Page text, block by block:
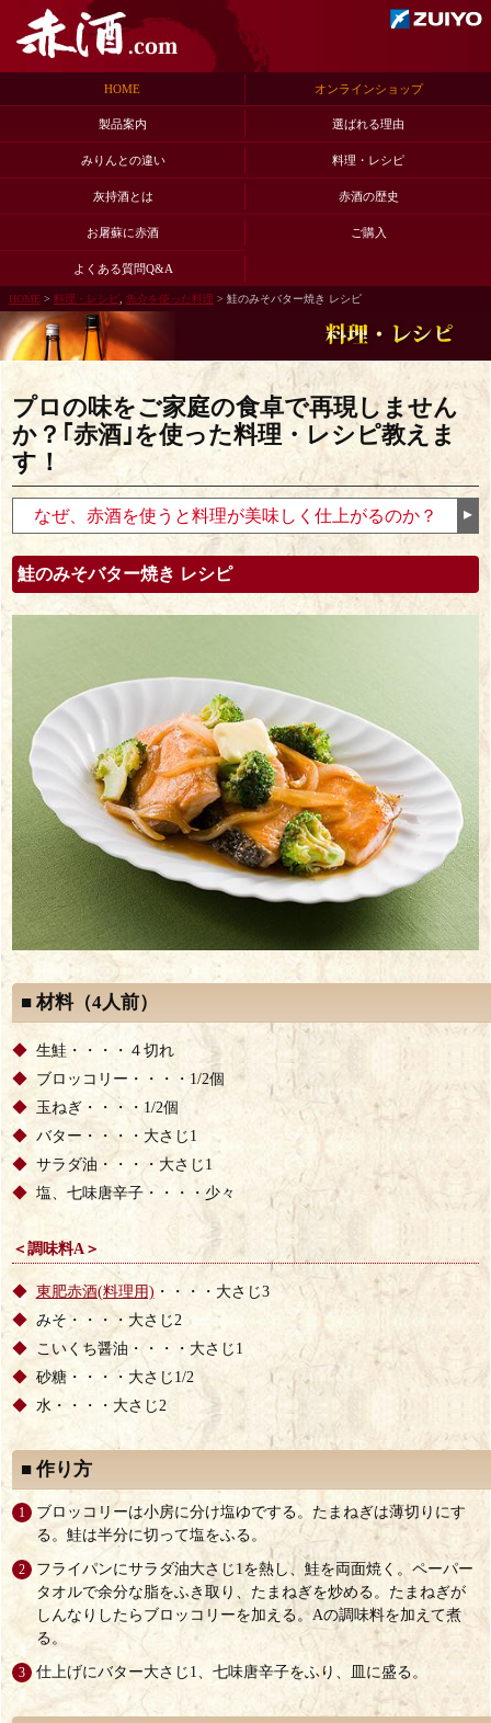
オンラインショップ
HOME
製品案内 選ばれる理由
みりんとの違い 料理・レシピ
灰持酒とは 赤酒の歴史
お屠蘇に赤酒 ご購入
よくある質問Q&A
HOME > 料理・レシピ 魚介を使った料理 > 鮭のみそバター焼き レシピ
プロの味をご家庭の食卓で再現しません
か？｢赤酒｣を使った料理・レシピ教えま
す！
なぜ、赤酒を使うと料理が美味しく仕上がるのか？
鮭のみそバター焼き レシピ
■ 材料（4人前）
生鮭・・・・４切れ
ブロッコリー・・・・1/2個
玉ねぎ・・・・1/2個
バター・・・・大さじ1
サラダ油・・・・大さじ1
塩、七味唐辛子・・・・少々
＜調味料A＞
東肥赤酒(料理用) ・・・・大さじ3
みそ・・・・大さじ2
こいくち醤油・・・・大さじ1
砂糖・・・・大さじ1/2
水・・・・大さじ2
■ 作り方
ブロッコリーは小房に分け塩ゆでする。たまねぎは薄切りにす
る。鮭は半分に切って塩をふる。
フライパンにサラダ油大さじ1を熱し、鮭を両面焼く。ペーパー
タオルで余分な脂をふき取り、たまねぎを炒める。たまねぎが
しんなりしたらブロッコリーを加える。Aの調味料を加えて煮
る。
仕上げにバター大さじ1、七味唐辛子をふり、皿に盛る。